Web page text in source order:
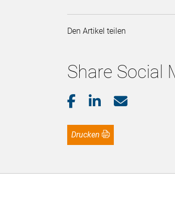
Den Artikel teilen
Share Social
Drucken